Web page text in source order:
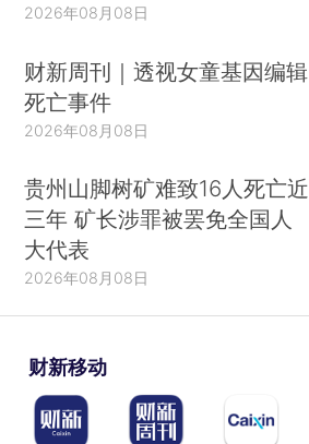
2026年08月08日
财新周刊｜透视女童基因编辑
死亡事件
2026年08月08日
贵州山脚树矿难致16人死亡近
三年 矿长涉罪被罢免全国人
大代表
2026年08月08日
财新移动